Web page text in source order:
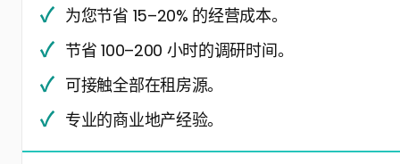
为您节省 15–20% 的经营成本。
节省 100–200 小时的调研时间。
可接触全部在租房源。
专业的商业地产经验。